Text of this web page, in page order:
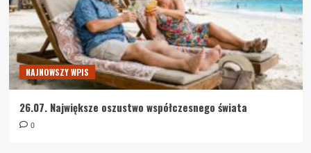
NAJNOWSZY WPIS
26.07. Największe oszustwo współczesnego świata
0